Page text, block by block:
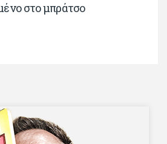
στο μπράτσο